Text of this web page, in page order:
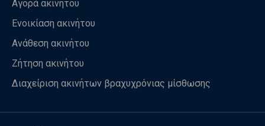
Αγορά ακινήτου
Ενοικίαση ακινήτου
Ανάθεση ακινήτου
Ζήτηση ακινήτου
Διαχείριση ακινήτων βραχυχρόνιας μίσθωσης